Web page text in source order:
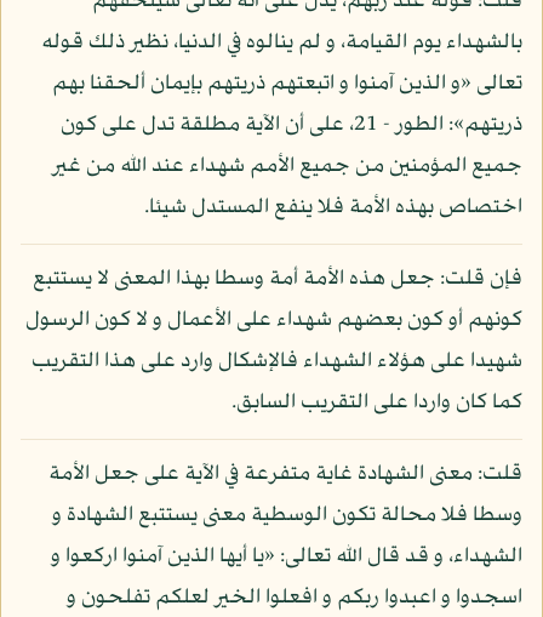
بالشهداء يوم القيامة، و لم ينالوه في الدنيا، نظير ذلك قوله
تعالى «و الذين آمنوا و اتبعتهم ذريتهم بإيمان ألحقنا بهم
ذريتهم»: الطور - 21، على أن الآية مطلقة تدل على كون
جميع المؤمنين من جميع الأمم شهداء عند الله من غير
اختصاص بهذه الأمة فلا ينفع المستدل شيئا.
فإن قلت: جعل هذه الأمة أمة وسطا بهذا المعنى لا يستتبع
كونهم أو كون بعضهم شهداء على الأعمال و لا كون الرسول
شهيدا على هؤلاء الشهداء فالإشكال وارد على هذا التقريب
كما كان واردا على التقريب السابق.
قلت: معنى الشهادة غاية متفرعة في الآية على جعل الأمة
وسطا فلا محالة تكون الوسطية معنى يستتبع الشهادة و
الشهداء، و قد قال الله تعالى: «يا أيها الذين آمنوا اركعوا و
اسجدوا و اعبدوا ربكم و افعلوا الخير لعلكم تفلحون و